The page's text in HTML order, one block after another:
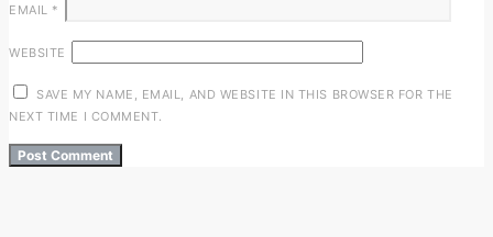
EMAIL *
WEBSITE
SAVE MY NAME, EMAIL, AND WEBSITE IN THIS BROWSER FOR THE
NEXT TIME I COMMENT.